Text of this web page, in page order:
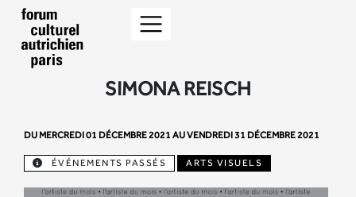
SIMONA REISCH
DU MERCREDI 01 DÉCEMBRE 2021 AU VENDREDI 31 DÉCEMBRE 2021
ÉVÉNEMENTS PASSÉS ARTS VISUELS